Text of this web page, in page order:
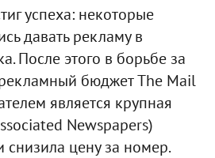
успеха: некоторые
давать рекламу в
После этого в борьбе за
бюджет The Mail
является крупная
Newspapers)
снизила цену за номер.